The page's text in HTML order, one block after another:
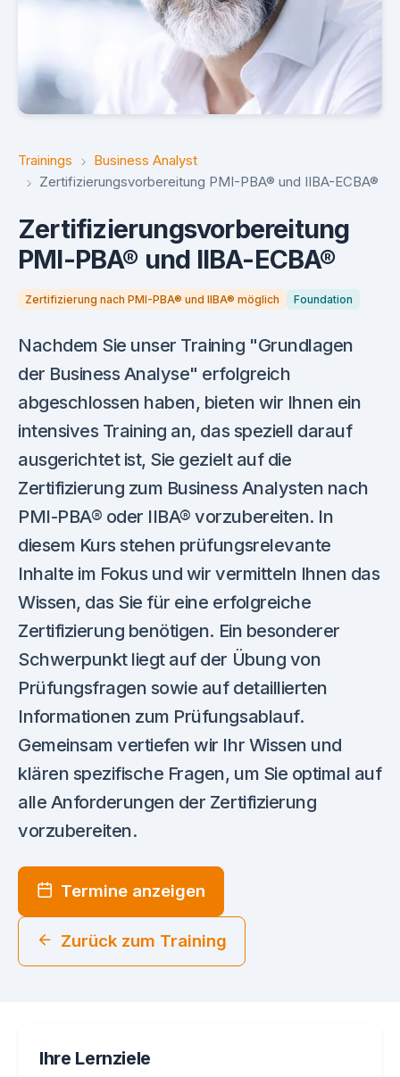
Trainings
Business Analyst
Zertifizierungsvorbereitung PMI-PBA® und IIBA-ECBA®
Zertifizierungsvorbereitung
PMI-PBA® und IIBA-ECBA®
Zertifizierung nach PMI-PBA® und IIBA® möglich Foundation
Nachdem Sie unser Training "Grundlagen
der Business Analyse" erfolgreich
abgeschlossen haben, bieten wir Ihnen ein
intensives Training an, das speziell darauf
ausgerichtet ist, Sie gezielt auf die
Zertifizierung zum Business Analysten nach
PMI-PBA® oder IIBA® vorzubereiten. In
diesem Kurs stehen prüfungsrelevante
Inhalte im Fokus und wir vermitteln Ihnen das
Wissen, das Sie für eine erfolgreiche
Zertifizierung benötigen. Ein besonderer
Schwerpunkt liegt auf der Übung von
Prüfungsfragen sowie auf detaillierten
Informationen zum Prüfungsablauf.
Gemeinsam vertiefen wir Ihr Wissen und
klären spezifische Fragen, um Sie optimal auf
alle Anforderungen der Zertifizierung
vorzubereiten.
Termine anzeigen
Zurück zum Training
Ihre Lernziele